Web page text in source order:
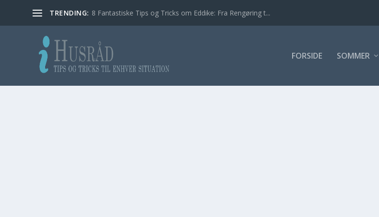
TRENDING: 8 Fantastiske Tips og Tricks om Eddike: Fra Rengøring t...
FORSIDE SOMMER